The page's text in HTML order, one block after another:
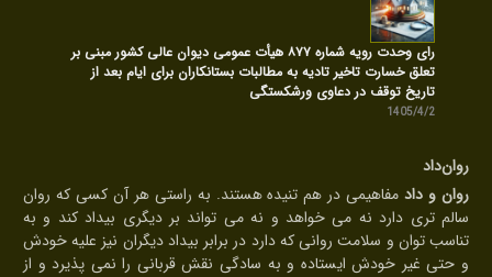
رای وحدت رویه شماره ۸۷۷ هیأت عمومی دیوان عالی کشور مبنی بر
تعلق خسارت تاخیر تادیه به مطالبات بستانکاران برای ایام بعد از
تاریخ توقف در دعاوی ورشکستگی
1405/4/2
روان‌داد
روان و دادمفاهیمی در هم تنیده هستند. به راستی هر آن کسی که روان
سالم تری دارد نه می خواهد و نه می تواند بر دیگری بیداد کند و به
تناسب توان و سلامت روانی که دارد در برابر بیداد دیگران نیز علیه خودش
و حتی غیر خودش ایستاده و به سادگی نقش قربانی را نمی پذیرد و از